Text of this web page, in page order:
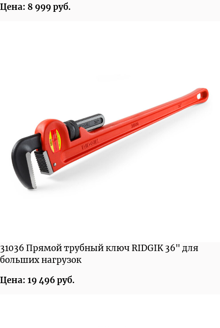
Цена: 8 999 руб.
31036 Прямой трубный ключ RIDGIK 36" для
больших нагрузок
Цена: 19 496 руб.